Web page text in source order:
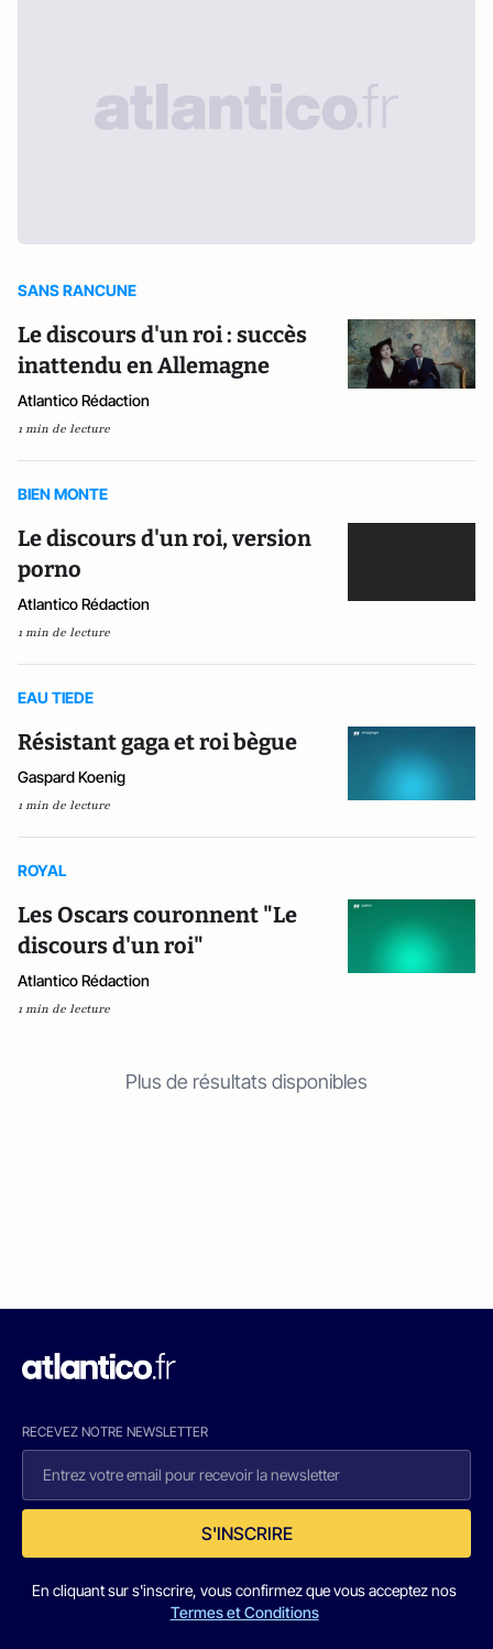
SANS RANCUNE
Le discours d'un roi : succès
inattendu en Allemagne
Atlantico Rédaction
1 min de lecture
BIEN MONTE
Le discours d'un roi, version
porno
Atlantico Rédaction
1 min de lecture
EAU TIEDE
Résistant gaga et roi bègue
Gaspard Koenig
1 min de lecture
ROYAL
Les Oscars couronnent "Le
discours d'un roi"
Atlantico Rédaction
1 min de lecture
Plus de résultats disponibles
RECEVEZ NOTRE NEWSLETTER
S'INSCRIRE
En cliquant sur s'inscrire, vous confirmez que vous acceptez nos
Termes et Conditions